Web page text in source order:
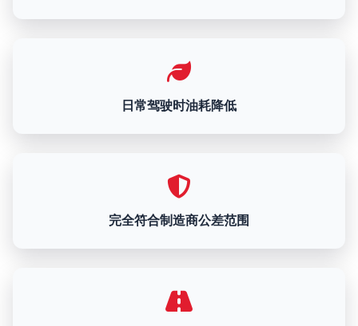
日常驾驶时油耗降低
完全符合制造商公差范围